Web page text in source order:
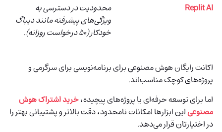
Replit AI
محدودیت در دسترسی به
ویژگی‌های پیشرفته مانند دیباگ
خودکار (۵۰ درخواست روزانه).
اکانت رایگان هوش مصنوعی برای برنامه‌نویسی برای سرگرمی و
پروژه‌های کوچک مناسب‌اند.
اما برای توسعه حرفه‌ای یا پروژه‌های پیچیده،خرید اشتراک هوش
مصنوعیاین ابزارها امکانات نامحدود، دقت بالاتر و پشتیبانی بهتر را
در اختیارتان قرار می‌دهد.